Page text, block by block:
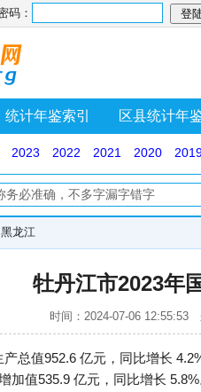
码：
统计年鉴索引 区县统计年
2023 2022 2021 2020
黑龙江
牡丹江市2023年
时间：2024-07-06
总值952.6 亿元，同比增长
加值535.9 亿元，同比增长